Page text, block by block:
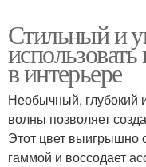
Волны в ванной
комнате
Волна в
Стильный и
в интерьере
Необычный, глубокий
волны позволяет
Этот цвет выигрышно
гаммой и воссодает